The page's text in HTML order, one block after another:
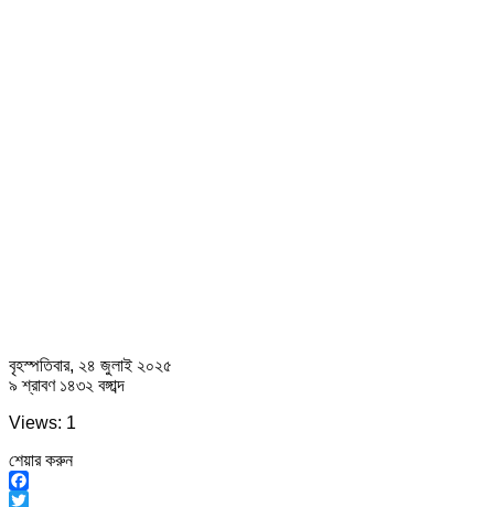
বৃহস্পতিবার, ২৪ জুলাই ২০২৫
৯ শ্রাবণ ১৪৩২ বঙ্গাব্দ
Views: 1
শেয়ার করুন
Facebook